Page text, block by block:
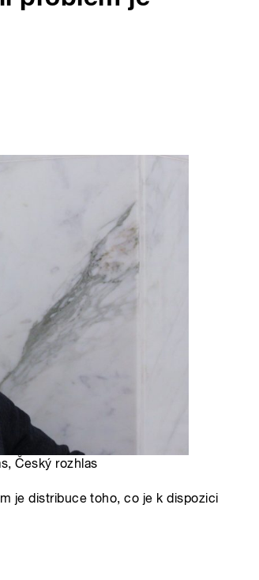
Český rozhlas
je distribuce toho, co je k dispozici